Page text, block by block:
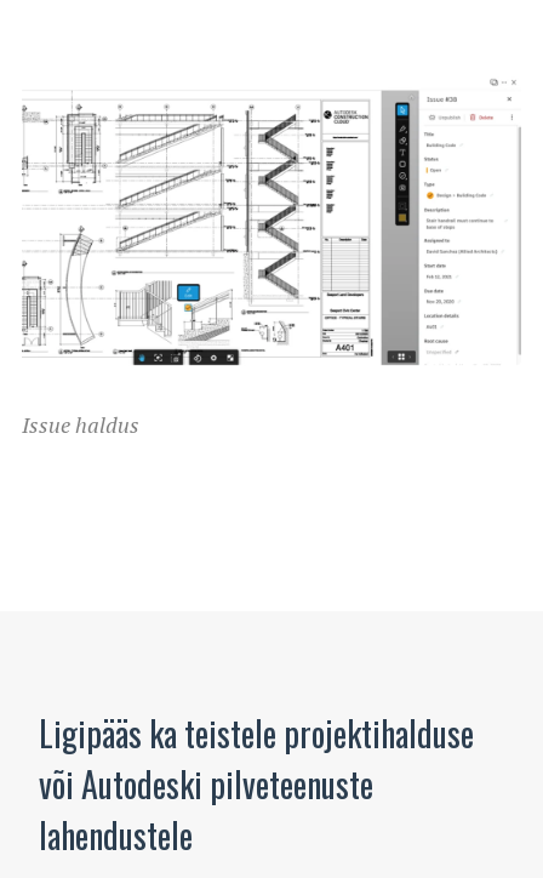
Issue haldus
Ligipääs ka teistele projektihalduse
või Autodeski pilveteenuste
lahendustele